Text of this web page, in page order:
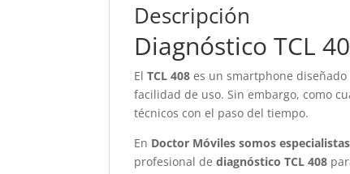
Descripción
Diagnóstico TCL
ElTCL 408 es un smartphone
facilidad de uso. Sin embargo, como
técnicos con el paso del tiempo.
En Doctor Móviles somos
profesional dediagnóstico TCL 408